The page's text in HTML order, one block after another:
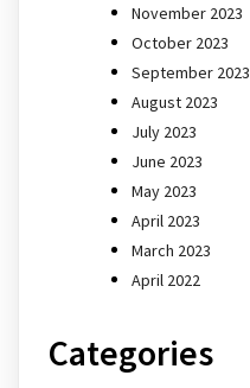
November 2023
October 2023
September 2023
August 2023
July 2023
June 2023
May 2023
April 2023
March 2023
April 2022
Categories